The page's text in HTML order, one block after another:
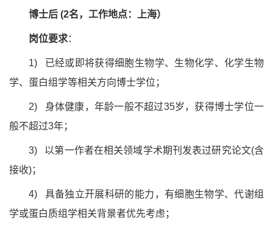
博士后 (2名，工作地点：上海）
岗位要求：
1) 已经或即将获得细胞生物学、生物化学、化学生物
学、蛋白组学等相关方向博士学位；
2) 身体健康，年龄一般不超过35岁，获得博士学位一
般不超过3年；
3) 以第一作者在相关领域学术期刊发表过研究论文(含
接收)；
4) 具备独立开展科研的能力，有细胞生物学、代谢组
学或蛋白质组学相关背景者优先考虑；